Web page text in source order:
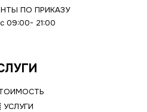
ПО ПРИКАЗУ
09:00- 21:00
УСЛУГИ